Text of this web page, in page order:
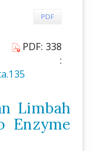
PDF
PDF: 338
:
Limbah
Enzyme